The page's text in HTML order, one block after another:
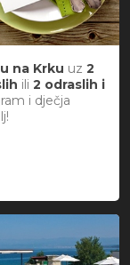
na Krku uz 2
ili 2 odraslih i
i dječja